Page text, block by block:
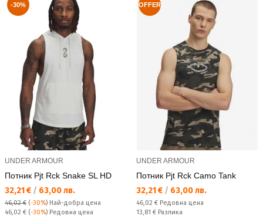
-30%
UNDER ARMOUR
Потник Pjt Rck Snake SL HD
Текуща цена:
32,21 € / 63,00 лв.
46,02 € (-30%) Най-добра цена
Редовна цена:
46,02 € (-30%) Редовна цена
OFFER
UNDER ARMOUR
Потник Pjt Rck Camo Tank
Текуща цена:
32,21 € / 63,00 лв.
Редовна цена:
46,02 € Редовна цена
Спестявате:
13,81 € Разлика